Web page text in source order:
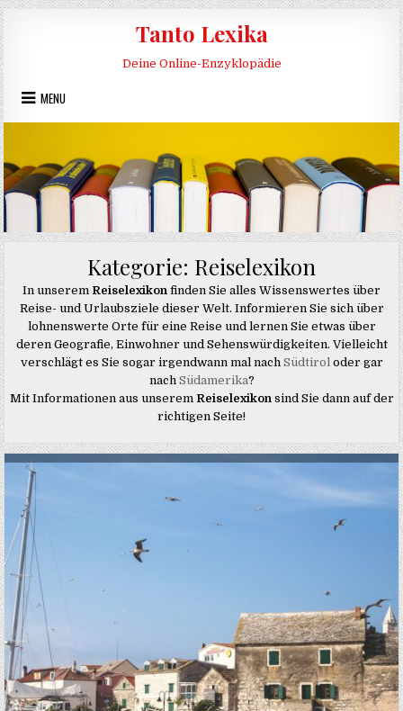
Skip to content
Tanto Lexika
Deine Online-Enzyklopädie
MENU
Kategorie: Reiselexikon
In unserem Reiselexikon finden Sie alles Wissenswertes über
Reise- und Urlaubsziele dieser Welt. Informieren Sie sich über
lohnenswerte Orte für eine Reise und lernen Sie etwas über
deren Geografie, Einwohner und Sehenswürdigkeiten. Vielleicht
verschlägt es Sie sogar irgendwann mal nach Südtiroloder gar
nach Südamerika?
Mit Informationen aus unserem Reiselexikonsind Sie dann auf der
richtigen Seite!